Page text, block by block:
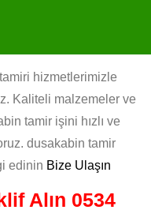
hizmetlerimizle
Kaliteli malzemeler ve
tamir işini hızlı ve
dusakabin tamir
edinin Bize Ulaşın
Alın 0534